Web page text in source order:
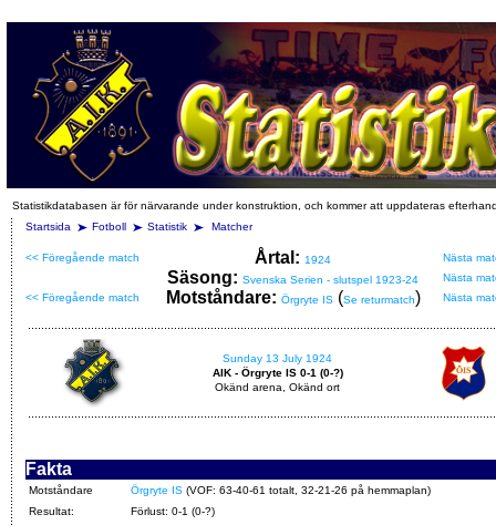
Statistikdatabasen är för närvarande under konstruktion, och kommer att uppdateras
Startsida
Fotboll Statistik Matcher
<< Föregående match Årtal: 1924 Nästa
Säsong: Svenska Serien - slutspel 1923-24
Nästa
<< Föregående match
Motståndare: Örgryte IS(Se returmatch) Nästa
Sunday 13 July 1924
AIK - Örgryte IS 0-1 (0-?)
Okänd arena, Okänd ort
Fakta
Motståndare Örgryte IS (VOF: 63-40-61 totalt, 32-21-26 på hemmaplan)
Resultat:
Förlust: 0-1 (0-?)